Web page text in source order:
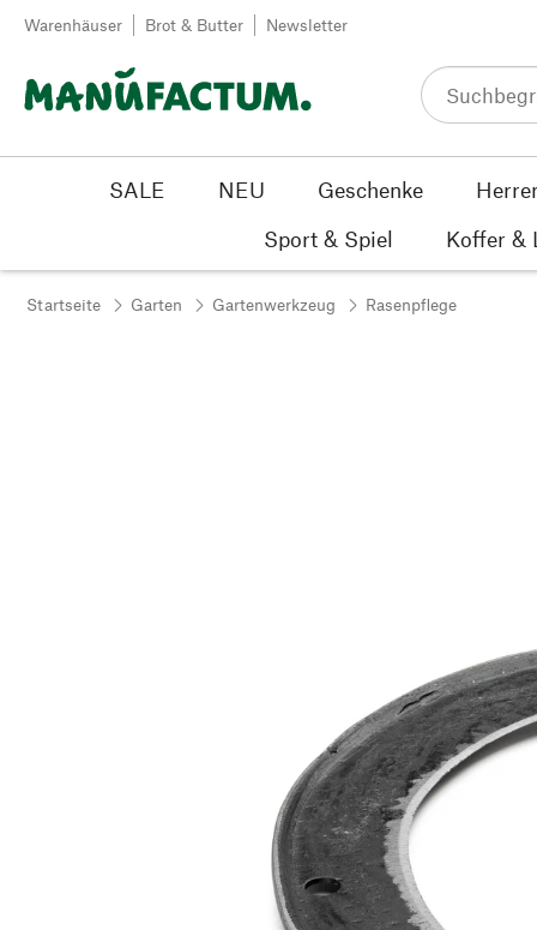
Zum Inhalt springen
Warenhäuser Brot & Butter Newsletter
SALE NEU Geschenke
Sport & Spiel
Koffer &
Startseite Garten Gartenwerkzeug Rasenpflege